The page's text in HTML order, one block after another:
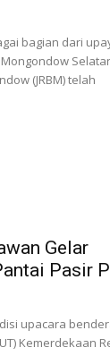
bagian dari
(JRBM) telah
Gelar
Pasir
upacara
Kemerdekaan